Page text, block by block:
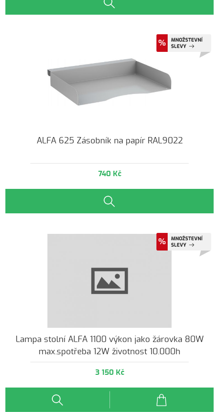
ALFA 625 Zásobník na papír RAL9022
740 Kč
Lampa stolní ALFA 1100 výkon jako žárovka 80W
max.spotřeba 12W životnost 10.000h
3 150 Kč